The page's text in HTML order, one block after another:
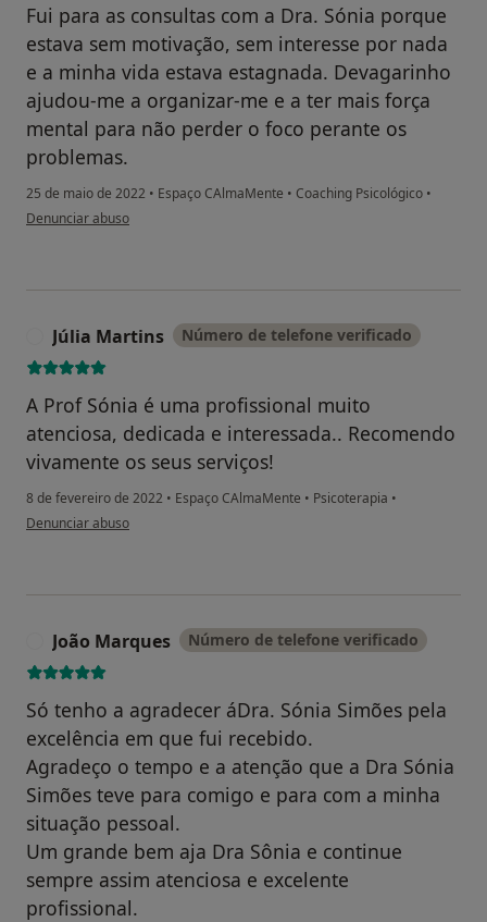
Fui para as consultas com a Dra. Sónia porque
estava sem motivação, sem interesse por nada
e a minha vida estava estagnada. Devagarinho
ajudou-me a organizar-me e a ter mais força
mental para não perder o foco perante os
problemas.
25 de maio de 2022 • Espaço CAlmaMente • Coaching Psicológico •
na opinião do utilizador João T.
Denunciar abuso
Júlia Martins Número de telefone verificado
A Prof Sónia é uma profissional muito
atenciosa, dedicada e interessada.. Recomendo
vivamente os seus serviços!
8 de fevereiro de 2022 • Espaço CAlmaMente • Psicoterapia •
na opinião do utilizador Júlia Martins
Denunciar abuso
João Marques Número de telefone verificado
Só tenho a agradecer áDra. Sónia Simões pela
excelência em que fui recebido.
Agradeço o tempo e a atenção que a Dra Sónia
Simões teve para comigo e para com a minha
situação pessoal.
Um grande bem aja Dra Sônia e continue
sempre assim atenciosa e excelente
profissional.